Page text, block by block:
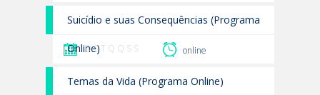
Suicídio e suas Consequências (Programa
Online)D S T Q Q S S online
Temas da Vida (Programa Online)